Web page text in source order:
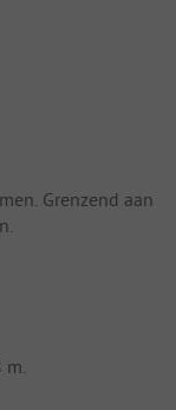
Grenzend aan
m.